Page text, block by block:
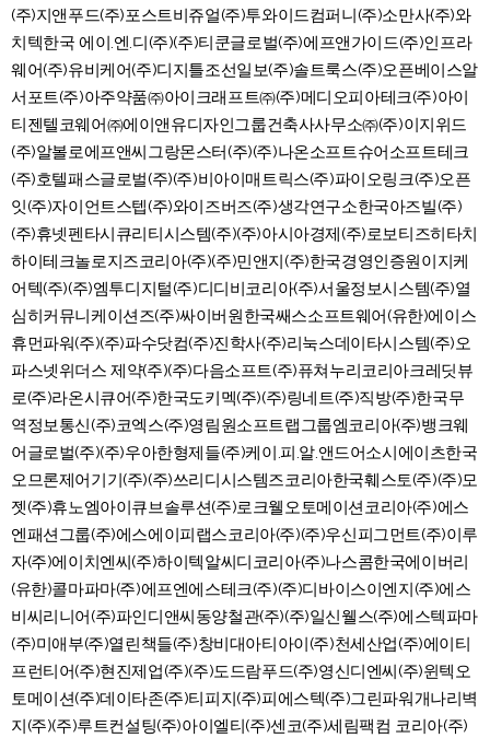
(주)지앤푸드(주)포스트비쥬얼(주)투와이드컴퍼니(주)소만사(주)와
치텍한국 에이.엔.디(주)(주)티쿤글로벌(주)에프앤가이드(주)인프라
웨어(주)유비케어(주)디지틀조선일보(주)솔트룩스(주)오픈베이스알
서포트(주)아주약품㈜아이크래프트㈜(주)메디오피아테크(주)아이
티젠텔코웨어㈜에이앤유디자인그룹건축사사무소㈜(주)이지위드
(주)알볼로에프앤씨그랑몬스터(주)(주)나온소프트슈어소프트테크
(주)호텔패스글로벌(주)(주)비아이매트릭스(주)파이오링크(주)오픈
잇(주)자이언트스텝(주)와이즈버즈(주)생각연구소한국아즈빌(주)
(주)휴넷펜타시큐리티시스템(주)(주)아시아경제(주)로보티즈히타치
하이테크놀로지즈코리아(주)(주)민앤지(주)한국경영인증원이지케
어텍(주)(주)엠투디지털(주)디디비코리아(주)서울정보시스템(주)열
심히커뮤니케이션즈(주)싸이버원한국쌔스소프트웨어(유한)에이스
휴먼파워(주)(주)파수닷컴(주)진학사(주)리눅스데이타시스템(주)오
파스넷위더스 제약(주)(주)다음소프트(주)퓨쳐누리코리아크레딧뷰
로(주)라온시큐어(주)한국도키멕(주)(주)링네트(주)직방(주)한국무
역정보통신(주)코엑스(주)영림원소프트랩그룹엠코리아(주)뱅크웨
어글로벌(주)(주)우아한형제들(주)케이.피.알.앤드어소시에이츠한국
오므론제어기기(주)(주)쓰리디시스템즈코리아한국훼스토(주)(주)모
젯(주)휴노엠아이큐브솔루션(주)로크웰오토메이션코리아(주)에스
엔패션그룹(주)에스에이피랩스코리아(주)(주)우신피그먼트(주)이루
자(주)에이치엔씨(주)하이텍알씨디코리아(주)나스콤한국에이버리
(유한)콜마파마(주)에프엔에스테크(주)(주)디바이스이엔지(주)에스
비씨리니어(주)파인디앤씨동양철관(주)(주)일신웰스(주)에스텍파마
(주)미애부(주)열린책들(주)창비대아티아이(주)천세산업(주)에이티
프런티어(주)현진제업(주)(주)도드람푸드(주)영신디엔씨(주)윈텍오
토메이션(주)데이타존(주)티피지(주)피에스텍(주)그린파워개나리벽
지(주)(주)루트컨설팅(주)아이엘티(주)센코(주)세림팩컴 코리아(주)